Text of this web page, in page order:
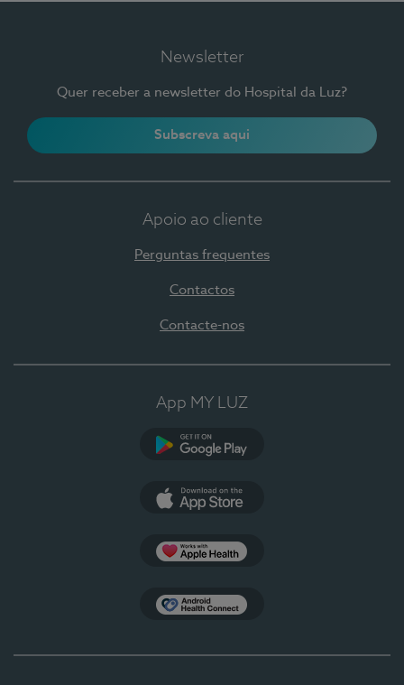
Newsletter
Quer receber a newsletter do Hospital da Luz?
Subscreva aqui
Apoio ao cliente
Perguntas frequentes
Contactos
Contacte-nos
App MY LUZ